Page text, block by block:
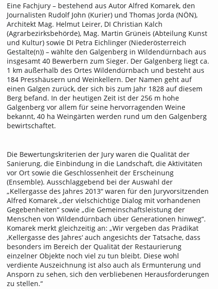
Eine Fachjury – bestehend aus Autor Alfred Komarek, den
Journalisten Rudolf John (Kurier) und Thomas Jorda (NÖN),
Architekt Mag. Helmut Leirer, DI Christian Kalch
(Agrarbezirksbehörde), Mag. Martin Grüneis (Abteilung Kunst
und Kultur) sowie DI Petra Eichlinger (Niederösterreich
Gestalte(n)) – wählte den Galgenberg in Wildendürnbach aus
insgesamt 40 Bewerbern zum Sieger. Der Galgenberg liegt ca.
1 km außerhalb des Ortes Wildendürnbach und besteht aus
184 Presshäusern und Weinkellern. Der Namen geht auf
einen Galgen zurück, der sich bis zum Jahr 1828 auf diesem
Berg befand. In der heutigen Zeit ist der 256 m hohe
Galgenberg vor allem für seine hervorragenden Weine
bekannt, 40 ha Weingärten werden rund um den Galgenberg
bewirtschaftet.
Die Bewertungskriterien der Jury waren die Qualität der
Sanierung, die Einbindung in die Landschaft, die Aktivitäten
vor Ort sowie die Geschlossenheit der Erscheinung
(Ensemble). Ausschlaggebend bei der Auswahl der
„Kellergasse des Jahres 2013“ waren für den Juryvorsitzenden
Alfred Komarek „der vielschichtige Dialog mit vorhandenen
Gegebenheiten“ sowie „die Gemeinschaftsleistung der
Menschen von Wildendürnbach über Generationen hinweg“.
Komarek merkt gleichzeitig an: „Wir vergeben das Prädikat
‚Kellergasse des Jahres‘ auch angesichts der Tatsache, dass
besonders im Bereich der Qualität der Restaurierung
einzelner Objekte noch viel zu tun bleibt. Diese wohl
verdiente Auszeichnung ist also auch als Ermunterung und
Ansporn zu sehen, sich den verbliebenen Herausforderungen
zu stellen.“